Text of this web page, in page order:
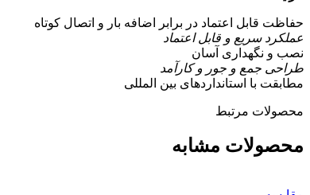
حفاظت قابل اعتماد در برابر اضافه بار و اتصال کوتاه
عملکرد سریع و قابل اعتماد
نصب و نگهداری آسان
طراحی جمع و جور و کارآمد
مطابقت با استانداردهای بین المللی
محصولات مرتبط
محصولات مشابه